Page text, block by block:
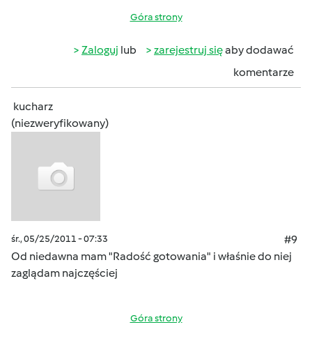
Góra strony
Zaloguj lub zarejestruj sięaby dodawać
komentarze
kucharz
(niezweryfikowany)
śr., 05/25/2011 - 07:33
#9
Od niedawna mam "Radość gotowania" i właśnie do niej
zaglądam najczęściej
Góra strony